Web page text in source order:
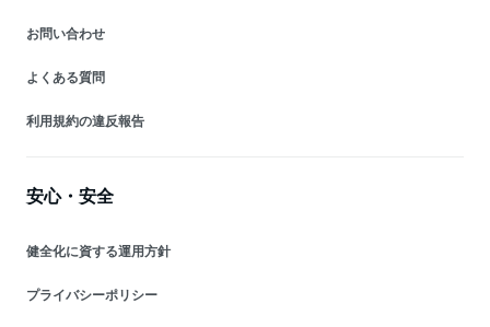
お問い合わせ
よくある質問
利用規約の違反報告
安心・安全
健全化に資する運用方針
プライバシーポリシー